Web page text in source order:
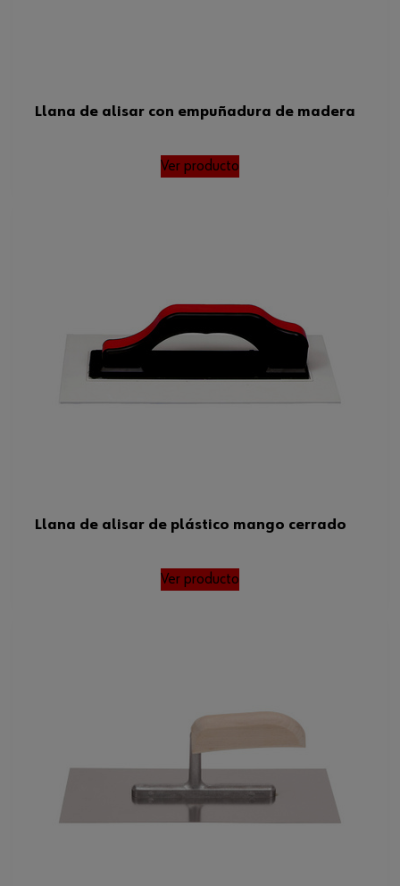
Llana de alisar con empuñadura de madera
Ver producto
Llana de alisar de plástico mango cerrado
Ver producto